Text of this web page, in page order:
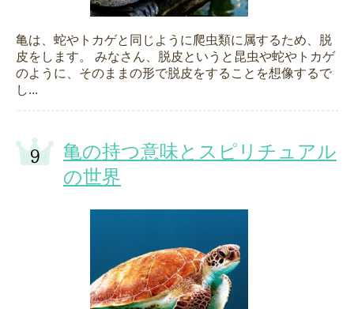
亀は、蛇やトカゲと同じように爬虫類に属するため、脱
皮をします。 みなさん、脱皮というと昆虫や蛇やトカゲ
のように、そのままの形で脱皮をすることを想像するで
し...
亀の持つ意味とスピリチュアル
の世界